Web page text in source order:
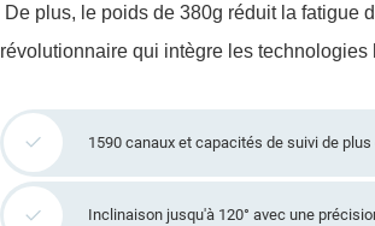
De plus, le poids de 380g réduit la fatigue
révolutionnaire qui intègre les technologies
1590 canaux et capacités de suivi de
Inclinaison jusqu'à 120° avec une